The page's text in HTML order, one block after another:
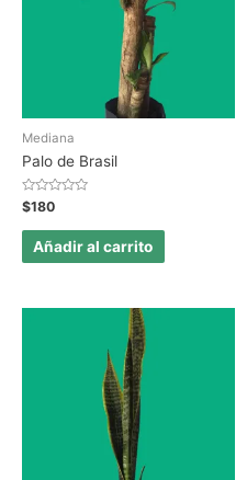
Mediana
Palo de Brasil
Valorado
en
0
$180
Añadir al carrito